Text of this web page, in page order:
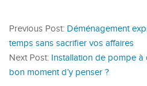
Previous Post: Déménagement
temps sans sacrifier vos affaires
Next Post: Installation de pompe à
bon moment d’y penser ?